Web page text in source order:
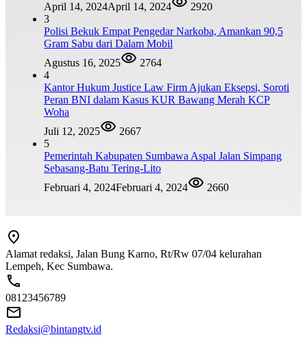
April 14, 2024April 14, 2024
2920
3
Polisi Bekuk Empat Pengedar Narkoba, Amankan 90,5
Gram Sabu dari Dalam Mobil
Agustus 16, 2025
2764
4
Kantor Hukum Justice Law Firm Ajukan Eksepsi, Soroti
Peran BNI dalam Kasus KUR Bawang Merah KCP
Woha
Juli 12, 2025
2667
5
Pemerintah Kabupaten Sumbawa Aspal Jalan Simpang
Sebasang-Batu Tering-Lito
Februari 4, 2024Februari 4, 2024 2660
Alamat redaksi, Jalan Bung Karno, Rt/Rw 07/04 kelurahan
Lempeh, Kec Sumbawa.
08123456789
Redaksi@bintangtv.id